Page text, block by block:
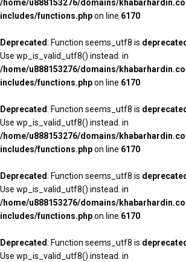
/home/u888153276/domains/
includes/functions.phpon line 6170
Deprecated: Function seems_utf8 is deprecated
Use wp_is_valid_utf8() instead. in
/home/u888153276/domains/
includes/functions.phpon line 6170
Deprecated: Function seems_utf8 is deprecated
Use wp_is_valid_utf8() instead. in
/home/u888153276/domains/
includes/functions.phpon line 6170
Deprecated: Function seems_utf8 is deprecated
Use wp_is_valid_utf8() instead. in
/home/u888153276/domains/
includes/functions.phpon line 6170
Deprecated: Function seems_utf8 is deprecated
Use wp_is_valid_utf8() instead. in